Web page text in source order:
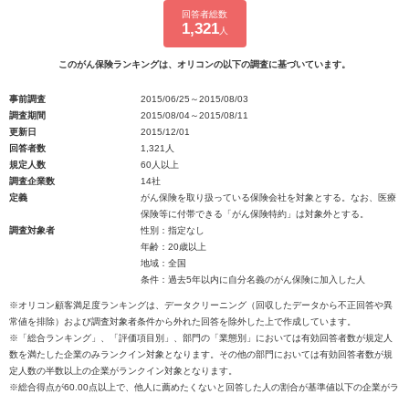
回答者総数
1,321人
このがん保険ランキングは、オリコンの以下の調査に基づいています。
事前調査
2015/06/25～2015/08/03
調査期間
2015/08/04～2015/08/11
更新日
2015/12/01
回答者数
1,321人
規定人数
60人以上
調査企業数
14社
定義
がん保険を取り扱っている保険会社を対象とする。なお、医療
保険等に付帯できる「がん保険特約」は対象外とする。
調査対象者
性別：指定なし
年齢：20歳以上
地域：全国
条件：過去5年以内に自分名義のがん保険に加入した人
※オリコン顧客満足度ランキングは、データクリーニング（回収したデータから不正回答や異
常値を排除）および調査対象者条件から外れた回答を除外した上で作成しています。
※「総合ランキング」、「評価項目別」、部門の「業態別」においては有効回答者数が規定人
数を満たした企業のみランクイン対象となります。その他の部門においては有効回答者数が規
定人数の半数以上の企業がランクイン対象となります。
※総合得点が60.00点以上で、他人に薦めたくないと回答した人の割合が基準値以下の企業がラ